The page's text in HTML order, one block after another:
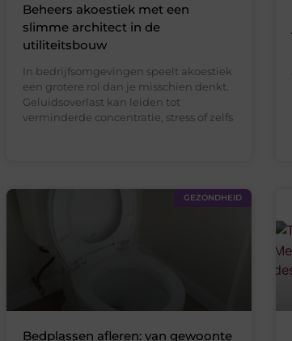
Beheers akoestiek met een
slimme architect in de
utiliteitsbouw
In bedrijfsomgevingen speelt akoestiek
een grotere rol dan je misschien denkt.
Geluidsoverlast kan leiden tot
verminderde concentratie, stress of zelfs
GEZONDHEID
Bedplassen afleren: van gewoonte